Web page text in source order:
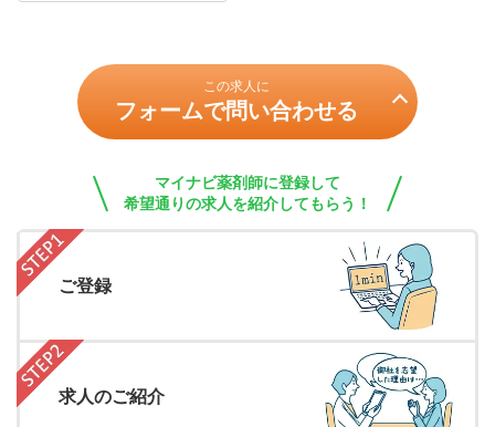
この求人に
フォームで問い合わせる
マイナビ薬剤師に登録して
希望通りの求人を紹介してもらう！
ご登録
求人のご紹介